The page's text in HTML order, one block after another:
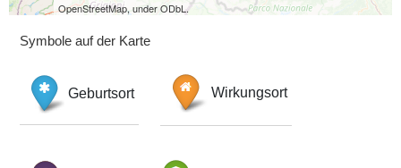
OpenStreetMap, under ODbL.
Symbole auf der Karte
Geburtsort Wirkungsort